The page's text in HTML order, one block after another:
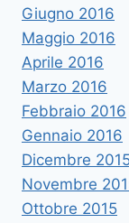
Giugno 2016
Maggio 2016
Aprile 2016
Marzo 2016
Febbraio 2016
Gennaio 2016
Dicembre
Novembre
Ottobre 2015